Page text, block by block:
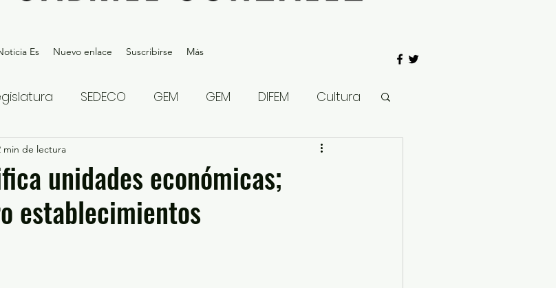
Es Nuevo enlace Suscribirse Más
SEDECO GEM GEM DIFEM Cultura
Edoméx 2023
Justicia Denuncia Ciudadana
unidades económicas;
establecimientos
min de lectura